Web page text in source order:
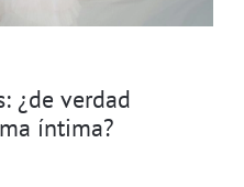
¿de verdad
íntima?